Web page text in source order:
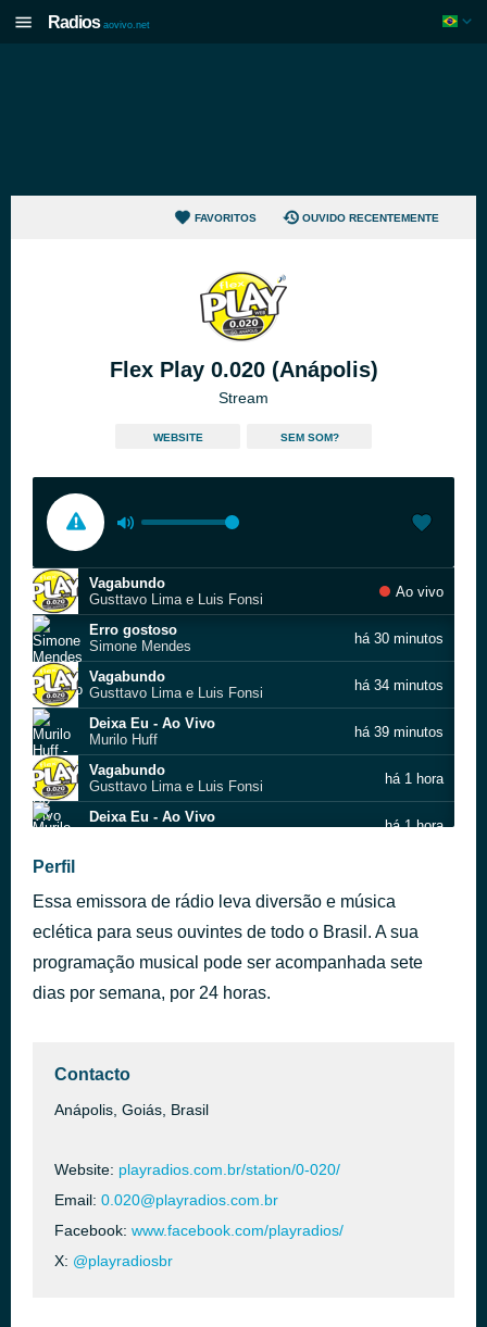
Radios aovivo.net
FAVORITOS OUVIDO RECENTEMENTE
Flex Play 0.020 (Anápolis)
Stream
WEBSITE SEM SOM?
Vagabundo
Gusttavo Lima e Luis Fonsi
Ao vivo
Erro gostoso
Simone Mendes
há 30 minutos
Vagabundo
Gusttavo Lima e Luis Fonsi
há 34 minutos
Deixa Eu - Ao Vivo
Murilo Huff
há 39 minutos
Vagabundo
Gusttavo Lima e Luis Fonsi
há 1 hora
Deixa Eu - Ao Vivo
há 1 hora
Erro gostoso
Simone Mendes
Vagabundo
Gusttavo Lima e Luis Fonsi
há 1 hora
Deixa Eu - Ao Vivo
Perfil
Essa emissora de rádio leva diversão e música
eclética para seus ouvintes de todo o Brasil. A sua
programação musical pode ser acompanhada sete
dias por semana, por 24 horas.
Contacto
Anápolis, Goiás, Brasil
Website: playradios.com.br/station/0-020/
Email: 0.020@playradios.com.br
Facebook: www.facebook.com/playradios/
X: @playradiosbr